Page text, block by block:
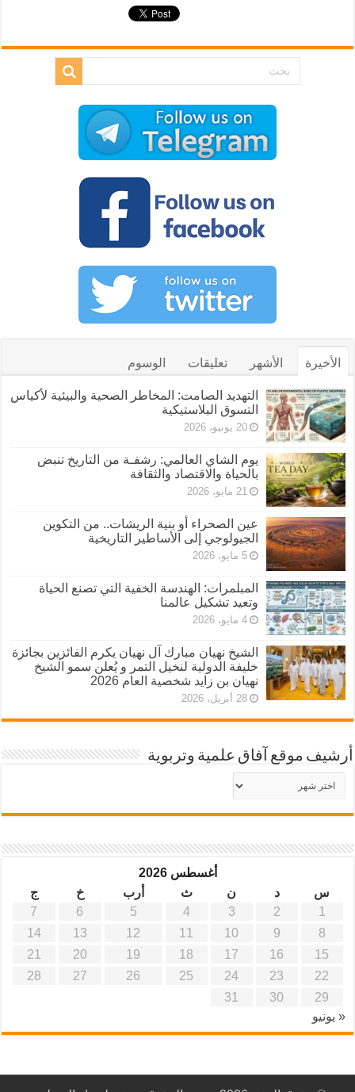
الأخيرة الأشهر تعليقات الوسوم
التهديد الصامت: المخاطر الصحية والبيئية لأكياس
التسوق البلاستيكية
20 يونيو، 2026
يوم الشاي العالمي: رشفـة من التاريخ تنبض
بالحياة والاقتصاد والثقافة
21 مايو، 2026
عين الصحراء أو بنية الريشات.. من التكوين
الجيولوجي إلى الأساطير التاريخية
5 مايو، 2026
المبلمرات: الهندسة الخفية التي تصنع الحياة
وتعيد تشكيل عالمنا
4 مايو، 2026
الشيخ نهيان مبارك آل نهيان يكرم الفائزين بجائزة
خليفة الدولية لنخيل التمر و يُعلن سمو الشيخ
نهيان بن زايد شخصية العام 2026
28 أبريل، 2026
أرشيف موقع آفاق علمية وتربوية
أرشيف
موقع
آفاق
أغسطس 2026
س
د ن ث أرب خ
ج
1
2
3
4
5
6
7
8
9
10
11
12
13
14
15
16
17
18
19
20
21
22
23
24
25
26
27
28
29
30
31
« يونيو